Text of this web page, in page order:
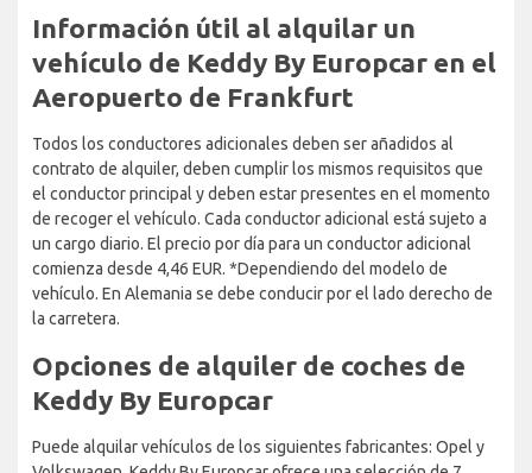
Información útil al alquilar un
vehículo de Keddy By Europcar en el
Aeropuerto de Frankfurt
Todos los conductores adicionales deben ser añadidos al
contrato de alquiler, deben cumplir los mismos requisitos que
el conductor principal y deben estar presentes en el momento
de recoger el vehículo. Cada conductor adicional está sujeto a
un cargo diario. El precio por día para un conductor adicional
comienza desde 4,46 EUR. *Dependiendo del modelo de
vehículo. En Alemania se debe conducir por el lado derecho de
la carretera.
Opciones de alquiler de coches de
Keddy By Europcar
Puede alquilar vehículos de los siguientes fabricantes: Opel y